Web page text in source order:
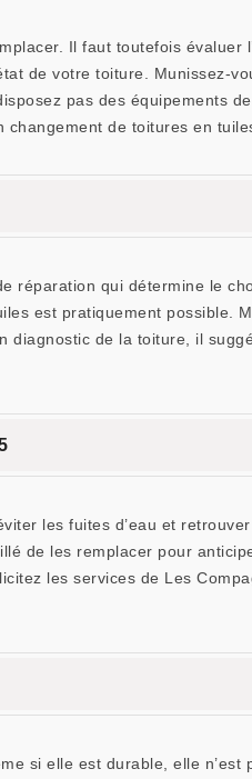
Il faut toutefois évaluer
de votre toiture. Munissez-
pas des équipements
de toitures en
réparation qui détermine le
est pratiquement possible.
diagnostic de la toiture, il
les fuites d’eau et retrouver
de les remplacer pour
les services de Les
si elle est durable, elle n’est